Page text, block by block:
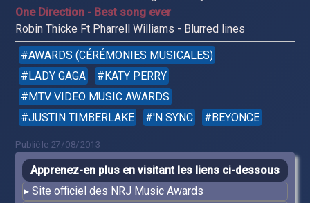
One Direction - Best song ever
Robin Thicke Ft Pharrell Williams - Blurred lines
AWARDS (CÉRÉMONIES MUSICALES)
LADY GAGA
KATY PERRY
MTV VIDEO MUSIC AWARDS
JUSTIN TIMBERLAKE
'N SYNC BEYONCE
Publié le 27/08/2013
Apprenez-en plus en visitant les liens ci-dessous
Site officiel des NRJ Music Awards